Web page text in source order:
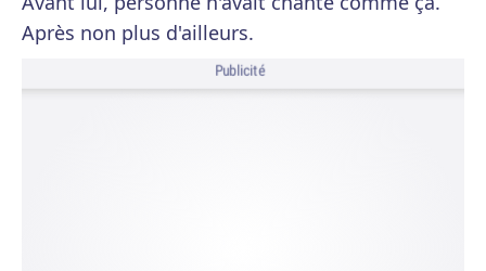
Après non plus d'ailleurs.
Publicité